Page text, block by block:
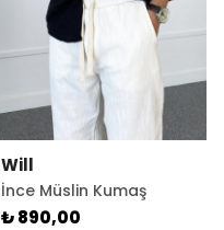
Will
İnce Müslin Kumaş
Gömlek Siyah Renk
₺ 890,00